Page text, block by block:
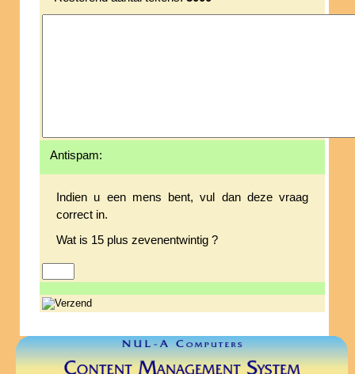
Antispam:
Indien u een mens bent, vul dan deze vraag
correct in.
Wat is 15 plus zevenentwintig ?